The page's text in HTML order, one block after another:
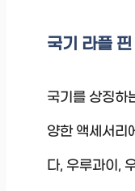
국기 라플
국기를 상징하
양한 액세서리
다, 우루과이,